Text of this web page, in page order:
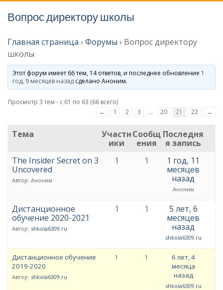
Вопрос директору школы
Главная страница › Форумы › Вопрос директору
школы
Этот форум имеет 66 тем, 14 ответов, и последнее обновление 1
год, 9 месяцев назад сделаноАноним.
Просмотр 3 тем - с 61 по 63 (66 всего)
←
1 2 3 … 20 21 22 →
Тема
Участн
ики
Сообщ
ения
Последня
я запись
The Insider Secret on 3
Uncovered
Автор: Аноним
1 1
1 год, 11
месяцев
назад
Аноним
Дистанционное
обучение 2020-2021
Автор: shkola6309.ru
1 1
5 лет, 6
месяцев
назад
shkola6309.ru
Дистанционное обучение
2019-2020
Автор: shkola6309.ru
1 1
6 лет, 4
месяца
назад
shkola6309.ru